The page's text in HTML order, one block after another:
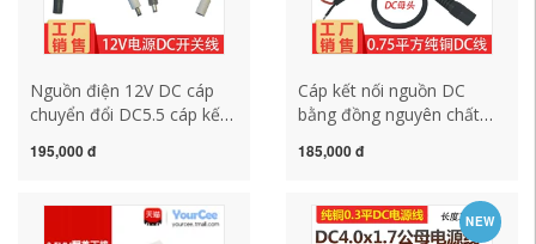
Nguồn điện 12V DC cáp
chuyển đổi DC5.5 cáp kết
công tắc DC kết nối phím
195,000 đ
Cáp kết nối nguồn DC
bằng đồng nguyên chất
nam và nữ DC5.5 * Cáp
185,000 đ
NEW